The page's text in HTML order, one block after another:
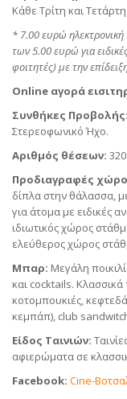
Κάθε Τρίτη και
* 7.00 ευρώ
των 5.00 ευρώ για
φοιτητές) με την
Online αγορά
Συνθήκες Προβολής:
Στερεοφωνικό Ήχο.
Αριθμός θέσεων: 320
Προδιαγραφές
δίπλα στην θάλασσα,
για άτομα με ειδικές
ιδιωτικός χώρος
ελεύθερος χώρος
Μπαρ: Μεγάλη
και cocktails.
κοτομπουκιές,
κεμπάπ), club
Eίδος Ταινιών:
αφιερώματα σε
Facebook: Cine-